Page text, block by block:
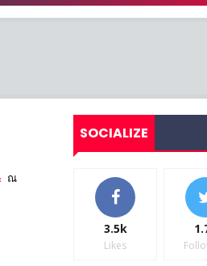
ณ
SOCIALIZE
3.5k
Likes